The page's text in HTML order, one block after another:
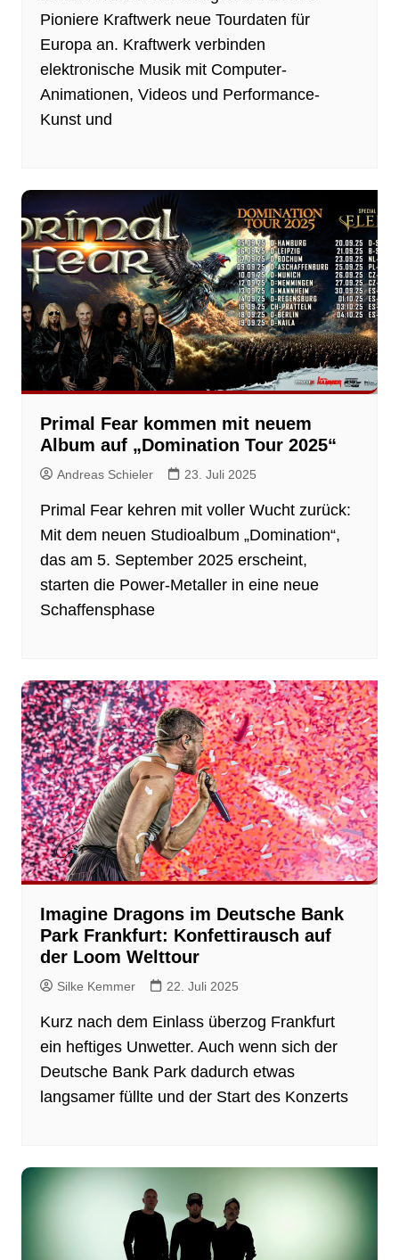
Pioniere Kraftwerk neue Tourdaten für
Europa an. Kraftwerk verbinden
elektronische Musik mit Computer-
Animationen, Videos und Performance-
Kunst und
Primal Fear kommen mit neuem
Album auf „Domination Tour 2025“
Andreas Schieler 23. Juli 2025
Primal Fear kehren mit voller Wucht zurück:
Mit dem neuen Studioalbum „Domination“,
das am 5. September 2025 erscheint,
starten die Power-Metaller in eine neue
Schaffensphase
Imagine Dragons im Deutsche Bank
Park Frankfurt: Konfettirausch auf
der Loom Welttour
Silke Kemmer 22. Juli 2025
Kurz nach dem Einlass überzog Frankfurt
ein heftiges Unwetter. Auch wenn sich der
Deutsche Bank Park dadurch etwas
langsamer füllte und der Start des Konzerts